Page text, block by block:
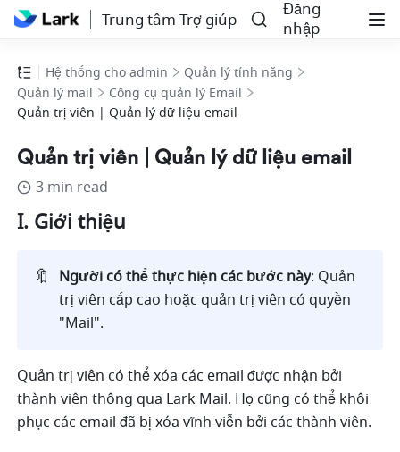
Trung tâm Trợ giúp
Đăng
nhập
Hệ thống cho admin
Quản lý tính năng
Quản lý mail
Công cụ quản lý Email
Quản trị viên | Quản lý dữ liệu email
Quản trị viên | Quản lý dữ liệu email
3 min read
I. Giới thiệu
🔖 Người có thể thực hiện các bước này: Quản
trị viên cấp cao hoặc quản trị viên có quyền
"Mail".
Quản trị viên có thể xóa các email được nhận bởi
thành viên thông qua Lark Mail. Họ cũng có thể khôi
phục các email đã bị xóa vĩnh viễn bởi các thành viên.